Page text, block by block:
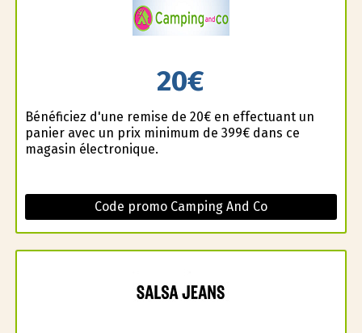
20€
Bénéficiez d'une remise de 20€ en effectuant un
panier avec un prix minimum de 399€ dans ce
magasin électronique.
Code promo Camping And Co